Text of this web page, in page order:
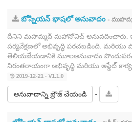
బోస్నియన్ భాషలో అనువాదం -
దీనిని మహమ్మద్ మహానోవిచ్ అనువదించారు.
పర్యవేక్షణలో అభివృద్ధి పరచబడింది.
తెలియజేయడానికి మూలఅనువాదం
నిరంతరాయంగా అభివృద్ధి మరియు అప్డేట్
2019-12-21 - V1.1.0
అనువాదాన్ని బ్రౌజ్ చేయండి -